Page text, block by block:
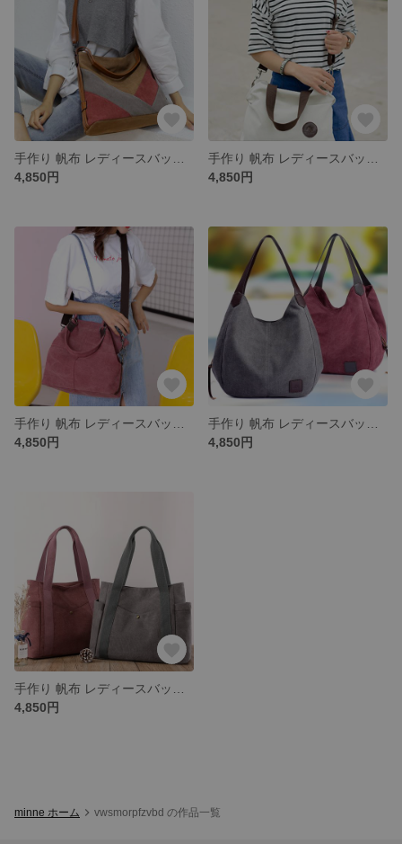
4,850円
4,850円
4,850円
4,850円
4,850円
minne ホーム vwsmorpfzvbd の作品一覧